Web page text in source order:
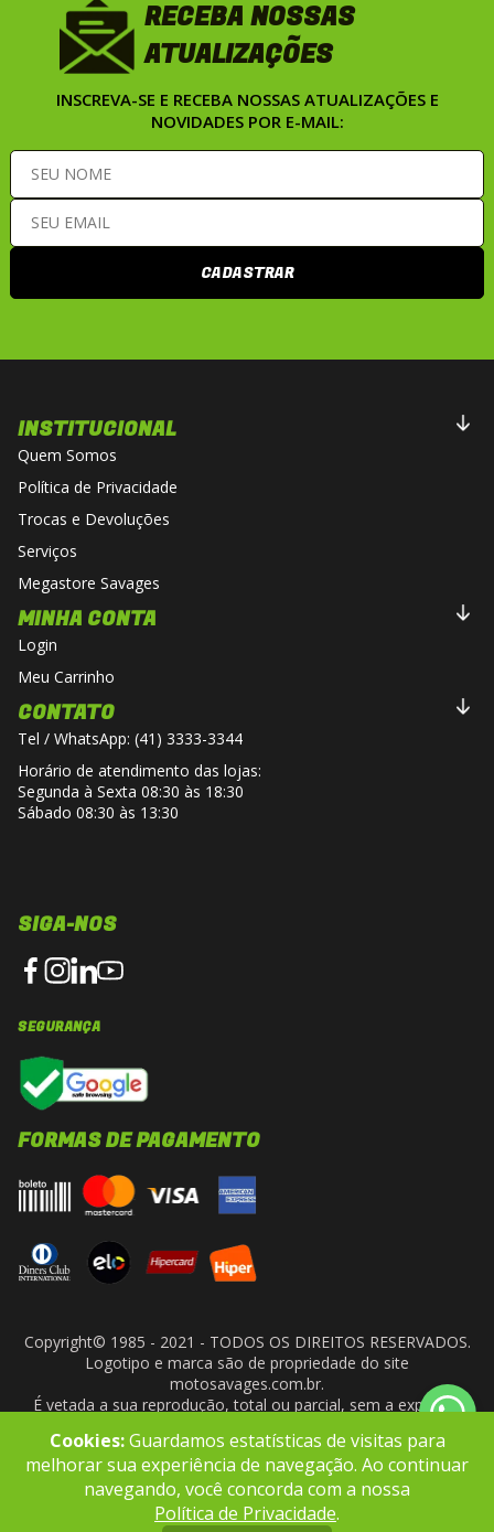
RECEBA NOSSAS
ATUALIZAÇÕES
INSCREVA-SE E RECEBA NOSSAS ATUALIZAÇÕES E
NOVIDADES POR E-MAIL:
CADASTRAR
INSTITUCIONAL
Quem Somos
Política de Privacidade
Trocas e Devoluções
Serviços
Megastore Savages
MINHA CONTA
Login
Meu Carrinho
CONTATO
Tel / WhatsApp: (41) 3333-3344
Horário de atendimento das lojas:
Segunda à Sexta 08:30 às 18:30
Sábado 08:30 às 13:30
SIGA-NOS
SEGURANÇA
FORMAS DE PAGAMENTO
Copyright© 1985 - 2021 - TODOS OS DIREITOS RESERVADOS.
Logotipo e marca são de propriedade do site
motosavages.com.br.
É vetada a sua reprodução, total ou parcial, sem a expressa
- CNPJ: 10.927.924/0001-91
Cookies:Guardamos estatísticas de visitas para
melhorar sua experiência de navegação. Ao continuar
navegando, você concorda com a nossa
Política de Privacidade.